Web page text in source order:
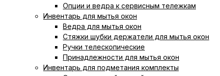
Опции и ведра к сервисным тележкам
Инвентарь для мытья окон
Ведра для мытья окон
Cтяжки шубки держатели для мытья окон
Ручки телескопические
Принадлежности для мытья окон
Инвентарь для подметания комплекты